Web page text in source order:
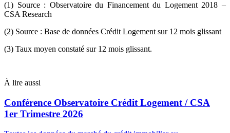
(1) Source : Observatoire du Financement du Logement 2018 –
CSA Research
(2) Source : Base de données Crédit Logement sur 12 mois glissant
(3) Taux moyen constaté sur 12 mois glissant.
À lire aussi
Conférence Observatoire Crédit Logement / CSA
1er Trimestre 2026